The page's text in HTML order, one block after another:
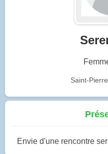
Saint-
Envie d'une rencontre